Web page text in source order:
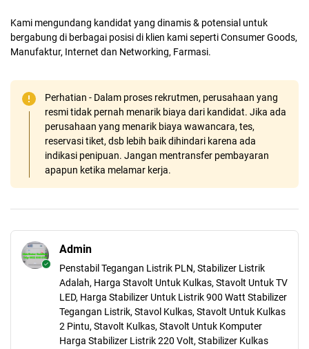
Kami mengundang kandidat yang dinamis & potensial untuk
bergabung di berbagai posisi di klien kami seperti Consumer Goods,
Manufaktur, Internet dan Networking, Farmasi.
Perhatian - Dalam proses rekrutmen, perusahaan yang
resmi tidak pernah menarik biaya dari kandidat. Jika ada
perusahaan yang menarik biaya wawancara, tes,
reservasi tiket, dsb lebih baik dihindari karena ada
indikasi penipuan. Jangan mentransfer pembayaran
apapun ketika melamar kerja.
Admin
Penstabil Tegangan Listrik PLN, Stabilizer Listrik
Adalah, Harga Stavolt Untuk Kulkas, Stavolt Untuk TV
LED, Harga Stabilizer Untuk Listrik 900 Watt Stabilizer
Tegangan Listrik, Stavol Kulkas, Stavolt Untuk Kulkas
2 Pintu, Stavolt Kulkas, Stavolt Untuk Komputer
Harga Stabilizer Listrik 220 Volt, Stabilizer Kulkas